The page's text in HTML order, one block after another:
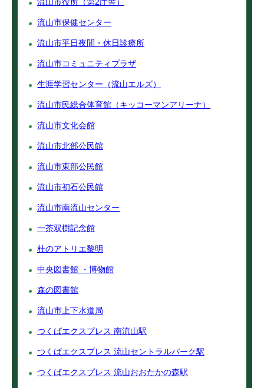
流山市役所（第2庁舎）
流山市保健センター
流山市平日夜間・休日診療所
流山市コミュニティプラザ
生涯学習センター（流山エルズ）
流山市民総合体育館（キッコーマンアリーナ）
流山市文化会館
流山市北部公民館
流山市東部公民館
流山市初石公民館
流山市南流山センター
一茶双樹記念館
杜のアトリエ黎明
中央図書館 ・博物館
森の図書館
流山市上下水道局
つくばエクスプレス 南流山駅
つくばエクスプレス 流山セントラルパーク駅
つくばエクスプレス 流山おおたかの森駅